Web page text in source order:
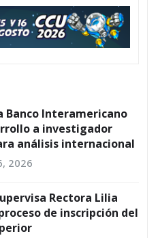
Banco Interamericano
a investigador
análisis internacional
2026
Rectora Lilia
de inscripción del